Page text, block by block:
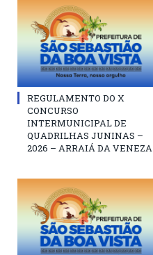
REGULAMENTO DO X
CONCURSO
INTERMUNICIPAL DE
QUADRILHAS JUNINAS –
2026 – ARRAIÁ DA VENEZA